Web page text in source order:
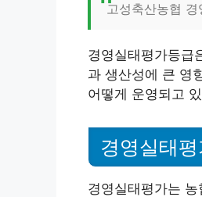
고성축산농협
경영실태평가등급
과 생산성에 큰 영
어떻게 운영되고
경영실태
경영실태평가는